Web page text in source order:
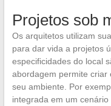
Projetos sob
Os arquitetos utilizam
para dar vida a projetos
especificidades do local
abordagem permite criar
seu ambiente. Por
integrada em um